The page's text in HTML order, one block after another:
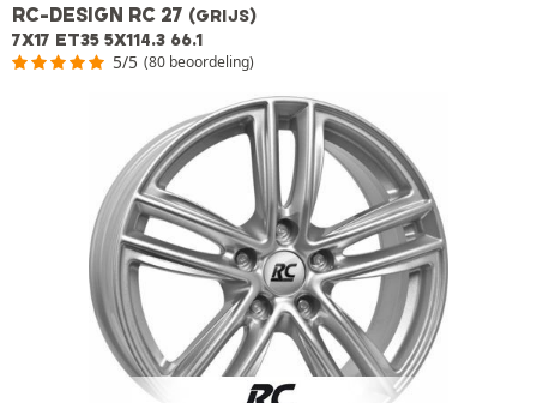
RC-DESIGN RC 27 (GRIJS)
7X17 ET35 5X114.3 66.1
5/5 (80 beoordeling)